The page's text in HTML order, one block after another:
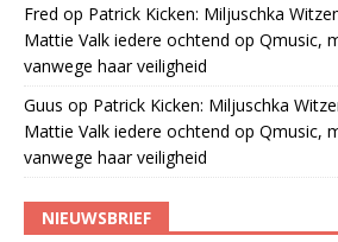
Fred op Patrick Kicken: Miljuschka
Mattie Valk iedere ochtend op Qmusic,
vanwege haar veiligheid
Guus op Patrick Kicken: Miljuschka
Mattie Valk iedere ochtend op Qmusic,
vanwege haar veiligheid
NIEUWSBRIEF